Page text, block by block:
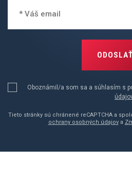
ODOSLAŤ
Oboznámil/a som sa a súhlasím s
Tieto stránky sú chránené reCAPTCHA a
ochrany osobných údajova